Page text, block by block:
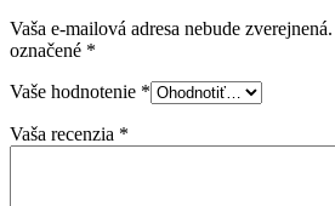
Vaša e-mailová adresa nebude zverejnená.
označené *
Vaše hodnotenie *
Vaša recenzia *